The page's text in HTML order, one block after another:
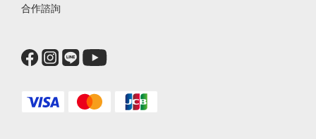
合作諮詢